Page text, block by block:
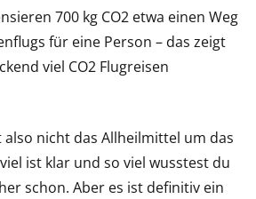
700 kg CO2 etwa einen Weg
für eine Person – das zeigt
viel CO2 Flugreisen
also nicht das Allheilmittel um das
ist klar und so viel wusstest du
schon. Aber es ist definitiv ein